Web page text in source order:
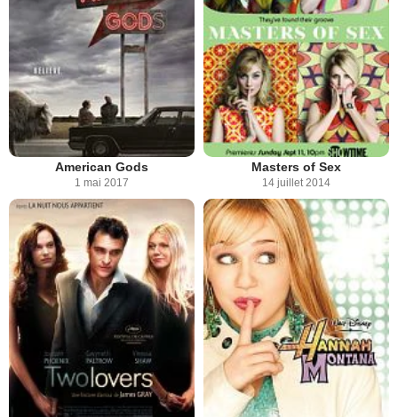
American Gods
1 mai 2017
Masters of Sex
14 juillet 2014